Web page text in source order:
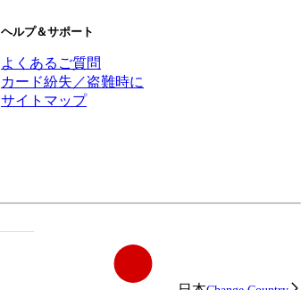
ヘルプ＆サポート
よくあるご質問
カード紛失／盗難時に
サイトマップ